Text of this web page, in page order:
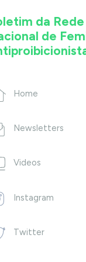
da Rede
de
Home
Newsletters
Videos
Instagram
Twitter